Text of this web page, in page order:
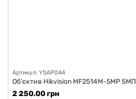
Артикул: YSAP044
Об'єктив Hikvision MF2514M-5MP 5МП
2 250.00 грн